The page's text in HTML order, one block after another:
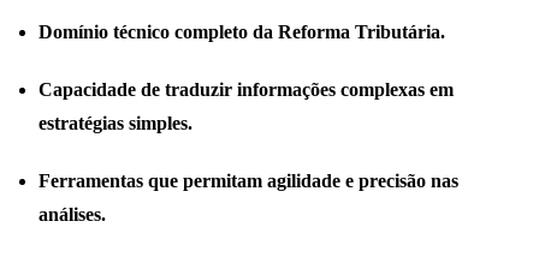
Domínio técnico completo da Reforma Tributária.
Capacidade de traduzir informações complexas em
estratégias simples.
Ferramentas que permitam agilidade e precisão nas
análises.